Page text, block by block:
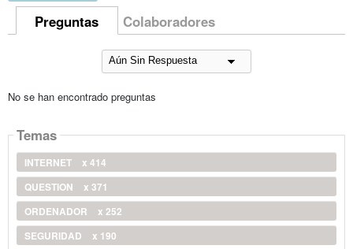
Preguntas Colaboradores
No se han encontrado preguntas
Temas
INTERNET
x 414
QUESTION
x 371
ORDENADOR
x 252
SEGURIDAD
x 190